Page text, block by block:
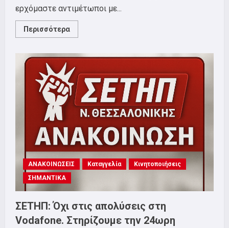
ερχόμαστε αντιμέτωποι με...
Περισσότερα
more
Epsilon
Να
διασφαλιστούν
οι
θέσεις
μας
και
μας!
ΑΝΑΚΟΙΝΩΣΕΙΣ Καταγγελία
Κινητοποιήσεις
ΣΗΜΑΝΤΙΚΑ
ΣΕΤΗΠ: Όχι στις απολύσεις στη
Vodafone. Στηρίζουμε την 24ωρη